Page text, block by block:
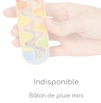
Indisponible
Bâton de pluie mini